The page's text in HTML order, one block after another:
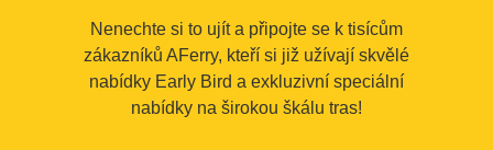
Nenechte si to ujít a připojte se k tisícům
zákazníků AFerry, kteří si již užívají skvělé
nabídky Early Bird a exkluzivní speciální
nabídky na širokou škálu tras!